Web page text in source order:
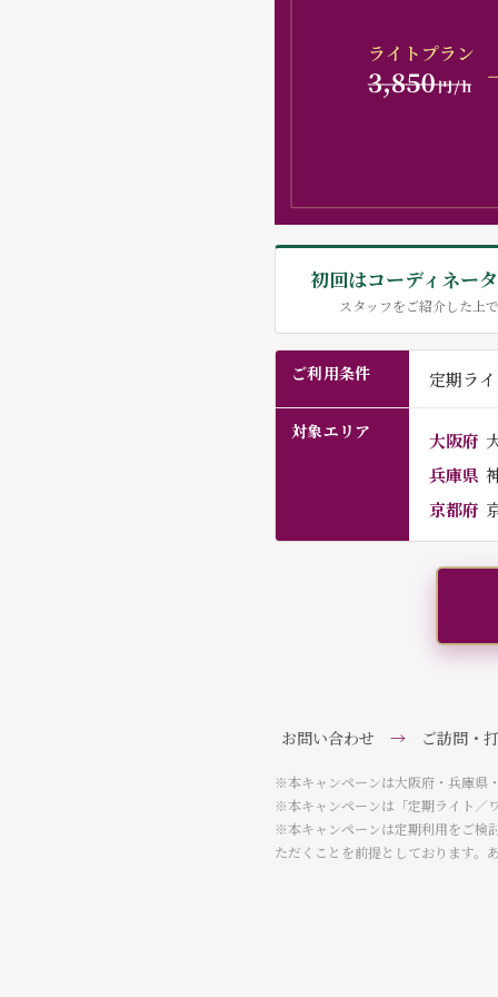
初回はコーディネー
スタッフをご紹介した上
ご利用条件 定期ラ
対象エリア 大阪府
兵庫県
京都府
お問い合わせ →ご訪問・打
※本キャンペーンは大阪府・兵庫県
※本キャンペーンは「定期ライト／
※本キャンペーンは定期利用をご検
ただくことを前提としております。